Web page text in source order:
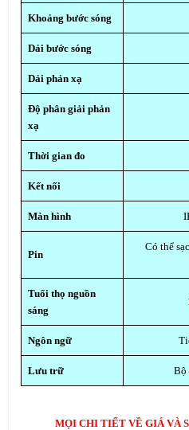
Khoảng bước sóng
Dải bước sóng
Dải phản xạ
Độ phân giải phản
xạ
Thời gian đo
Kết nối
Màn hình
Pin
Có thể
Tuổi thọ nguồn
sáng
Ngôn ngữ
Lưu trữ Bộ
MỌI CHI TIẾT VỀ GIÁ VÀ